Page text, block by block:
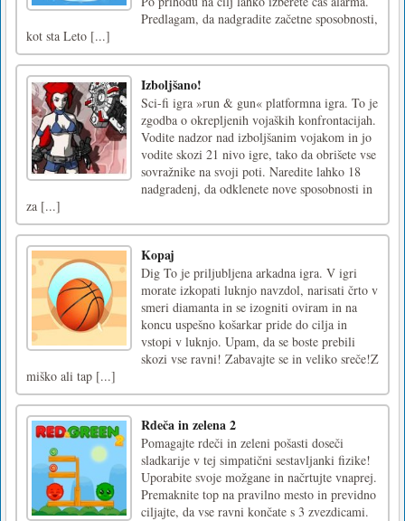
Predlagam, da nadgradite začetne sposobnosti,
kot sta Leto [...]
Izboljšano!
Sci-fi igra »run & gun« platformna igra. To je
zgodba o okrepljenih vojaških konfrontacijah.
Vodite nadzor nad izboljšanim vojakom in jo
vodite skozi 21 nivo igre, tako da obrišete vse
sovražnike na svoji poti. Naredite lahko 18
nadgradenj, da odklenete nove sposobnosti in
za [...]
Kopaj
Dig To je priljubljena arkadna igra. V igri
morate izkopati luknjo navzdol, narisati črto v
smeri diamanta in se izogniti oviram in na
koncu uspešno košarkar pride do cilja in
vstopi v luknjo. Upam, da se boste prebili
skozi vse ravni! Zabavajte se in veliko sreče!Z
miško ali tap [...]
Rdeča in zelena 2
Pomagajte rdeči in zeleni pošasti doseči
sladkarije v tej simpatični sestavljanki fizike!
Uporabite svoje možgane in načrtujte vnaprej.
Premaknite top na pravilno mesto in previdno
ciljajte, da vse ravni končate s 3 zvezdicami.